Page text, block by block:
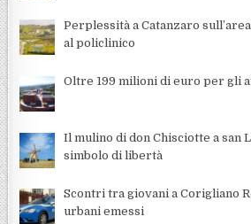
Perplessità a Catanzaro
al policlinico
Oltre 199 milioni di euro per gli
Il mulino di don Chisciotte a san
simbolo di libertà
Scontri tra giovani a Corigliano
urbani emessi